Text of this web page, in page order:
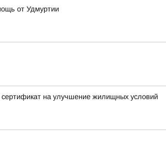
от Удмуртии
на улучшение жилищных условий